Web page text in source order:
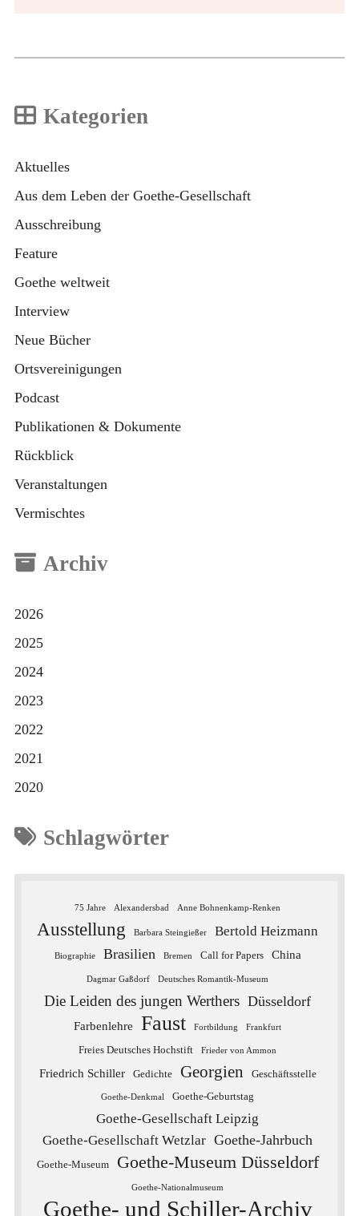
Kategorien
Aktuelles
Aus dem Leben der Goethe-Gesellschaft
Ausschreibung
Feature
Goethe weltweit
Interview
Neue Bücher
Ortsvereinigungen
Podcast
Publikationen & Dokumente
Rückblick
Veranstaltungen
Vermischtes
Archiv
2026
2025
2024
2023
2022
2021
2020
Schlagwörter
75 Jahre Alexandersbad Anne Bohnenkamp-Renken
Ausstellung Barbara Steingießer Bertold Heizmann
Biographie Brasilien Bremen Call for Papers China
Dagmar Gaßdorf Deutsches Romantik-Museum
Die Leiden des jungen Werthers Düsseldorf
Farbenlehre Faust Fortbildung Frankfurt
Freies Deutsches Hochstift Frieder von Ammon
Friedrich Schiller Gedichte Georgien Geschäftsstelle
Goethe-Denkmal Goethe-Geburtstag
Goethe-Gesellschaft Leipzig
Goethe-Gesellschaft Wetzlar Goethe-Jahrbuch
Goethe-Museum Goethe-Museum Düsseldorf
Goethe-Nationalmuseum
Goethe- und Schiller-Archiv